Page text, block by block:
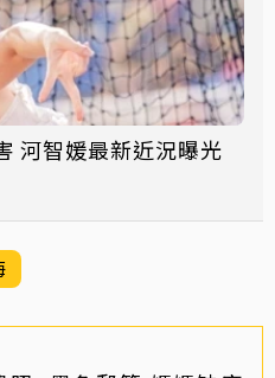
公司老闆台中超商遇害 河智媛最新近況曝光